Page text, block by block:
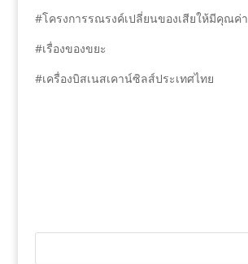
#โครงการรณรงค์เปลี่ยนของเสียให้มีคุณค่า
#เรื่องของขยะ
#เครื่องบิสเนสเคาน์ซิลส์ประเทศไทย